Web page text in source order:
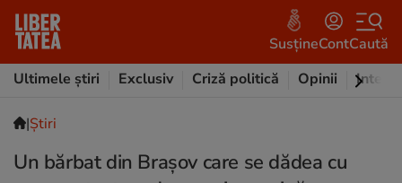
SusțineContCaută
Ultimele știri
Exclusiv Criză politică Opinii
|Ştiri
Un bărbat din Brașov care se dădea cu